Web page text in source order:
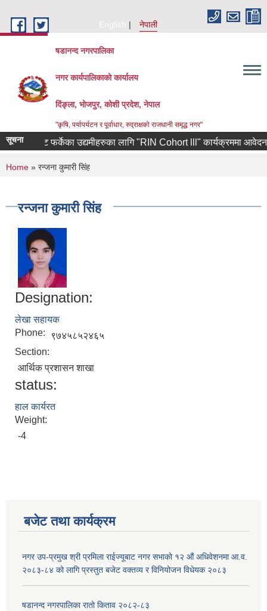
English
नेपाली
षडानन्द नगरपालिका
नगर कार्यपालिकाको कार्यालय
दिंङ्ला, भोजपुर, कोशी प्रदेश, नेपाल
"कृषि, पर्यापर्यटन र पूर्वाधार, रुद्राक्षको राजधानी समृद्ध नगर"
सूचना फर्केका उद्यमीहरुका लागि "RIN Cohort lll" कार्यक्रममा आवेदन
You are here
Home » रन्जना कुमारी सिंह
रन्जना कुमारी सिंह
Designation:
लेखा सहायक
Phone:
९७४५८५२४६५
Section:
आर्थिक प्रशासन शाखा
status:
हाल कार्यरत
Weight:
-4
बजेट तथा कार्यक्रम
नगर उप-प्रमुख श्री प्रमिला राईज्यूबाट नगर सभाको १२ ‍औं अधिवेशनमा आ.व.
२०८३-८४ को लागि प्रस्तुत बजेट वक्तव्य र विनियोजन विधेयक २०८३
षडानन्द नगरपालिका रातो किताव २०८२-८३